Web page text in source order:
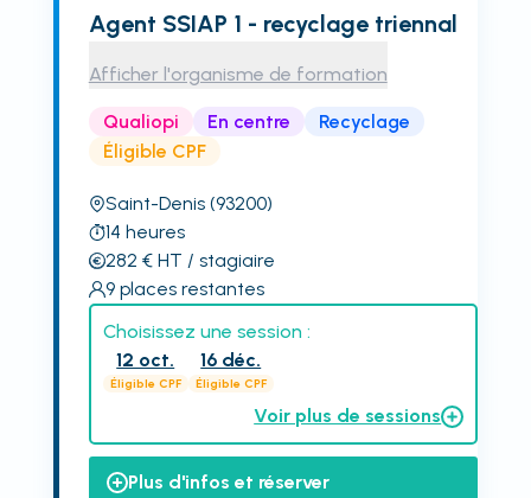
Agent SSIAP 1 - recyclage triennal
Afficher l'organisme de formation
Qualiopi En centre
Recyclage
Éligible CPF
Saint-Denis (93200)
14 heures
282 € HT / stagiaire
9 places restantes
Choisissez une session :
12 oct.
Éligible CPF
16 déc.
Éligible CPF
Voir plus de sessions
Plus d'infos et réserver